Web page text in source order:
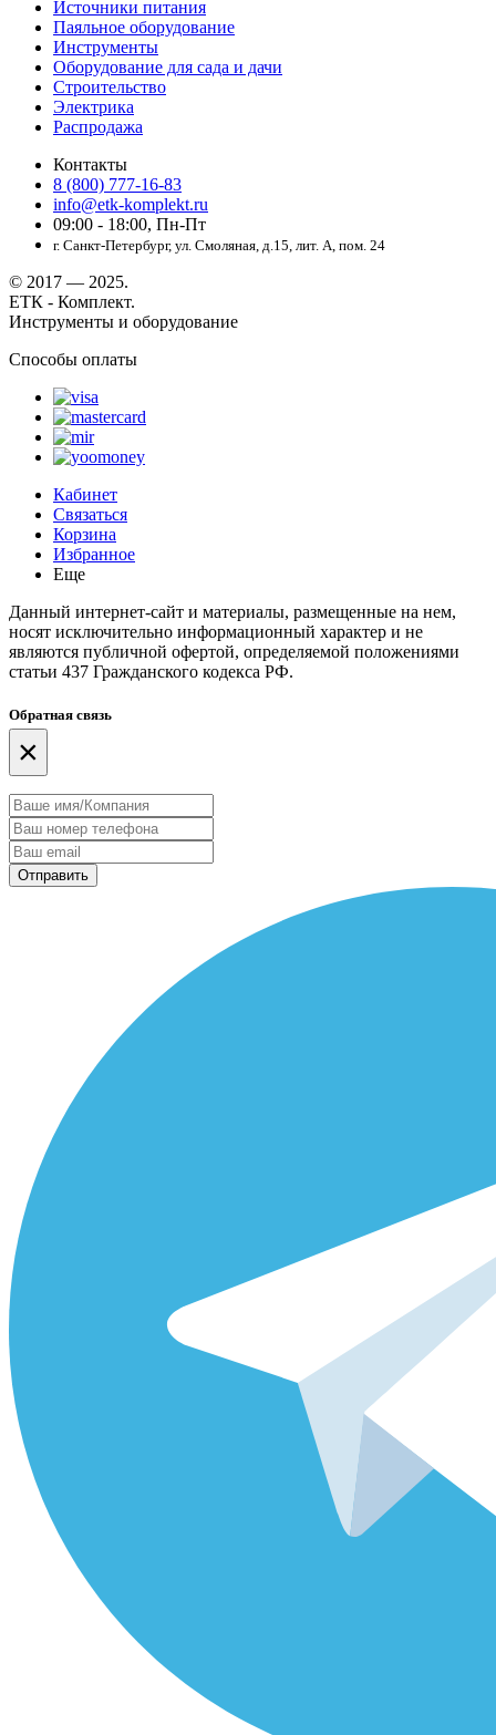
Источники питания
Паяльное оборудование
Инструменты
Оборудование для сада и дачи
Строительство
Электрика
Распродажа
Контакты
8 (800) 777-16-83
info@etk-komplekt.ru
09:00 - 18:00, Пн-Пт
г. Санкт-Петербург, ул. Смоляная, д.15, лит. А, пом. 24
© 2017 — 2025.
ЕТК - Комплект.
Инструменты и оборудование
Способы оплаты
Кабинет
Связаться
Корзина
Избранное
Еще
Данный интернет-сайт и материалы, размещенные на нем,
носят исключительно информационный характер и не
являются публичной офертой, определяемой положениями
статьи 437 Гражданского кодекса РФ.
Обратная связь
×
Отправить